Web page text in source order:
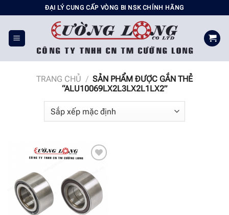
đến
nội
dung
ĐẠI LÝ CUNG CẤP VÒNG BI NSK CHÍNH HÃNG
TRANG CHỦ / SẢN PHẨM ĐƯỢC GẮN THẺ
“ALU10069LX2L3LX2L1LX2”
Add to
wishlist